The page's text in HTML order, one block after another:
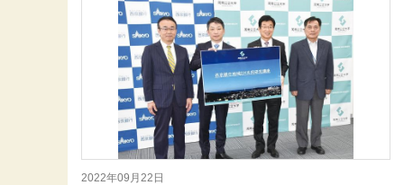
2022年09月22日